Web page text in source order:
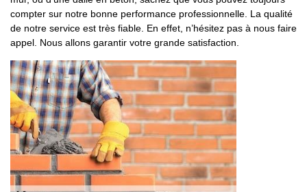
compter sur notre bonne performance professionnelle. La qualité
de notre service est très fiable. En effet, n’hésitez pas à nous faire
appel. Nous allons garantir votre grande satisfaction.